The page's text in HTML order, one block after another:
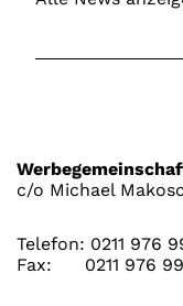
c/o Michael
Telefon: 0211 976
Fax: 0211 976